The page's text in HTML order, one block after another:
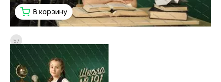
В корзину
57